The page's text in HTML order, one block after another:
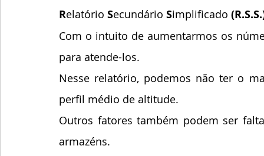
Relatório Secundário Simplificado
Com o intuito de aumentarmos os
para atende-los.
Nesse relatório, podemos não ter o
perfil médio de altitude.
Outros fatores também podem ser
armazéns.